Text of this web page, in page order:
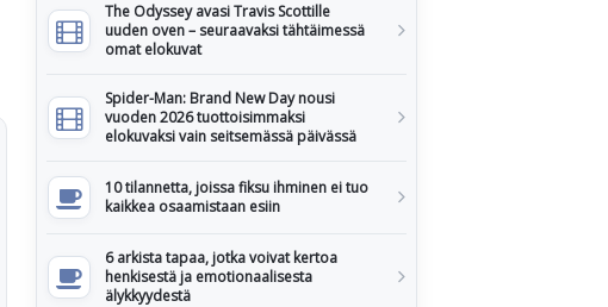
The Odyssey avasi Travis Scottille
uuden oven – seuraavaksi tähtäimessä
omat elokuvat
Spider-Man: Brand New Day nousi
vuoden 2026 tuottoisimmaksi
elokuvaksi vain seitsemässä päivässä
10 tilannetta, joissa fiksu ihminen ei tuo
kaikkea osaamistaan esiin
6 arkista tapaa, jotka voivat kertoa
henkisestä ja emotionaalisesta
älykkyydestä